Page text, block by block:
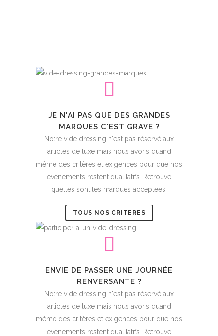
JE N'AI PAS QUE DES GRANDES
MARQUES C'EST GRAVE ?
Notre vide dressing n'est pas réservé aux
articles de luxe mais nous avons quand
même des critères et exigences pour que nos
événements restent qualitatifs. Retrouve
quelles sont les marques acceptées.
TOUS NOS CRITERES
ENVIE DE PASSER UNE JOURNÉE
RENVERSANTE ?
Notre vide dressing n'est pas réservé aux
articles de luxe mais nous avons quand
même des critères et exigences pour que nos
événements restent qualitatifs. Retrouve